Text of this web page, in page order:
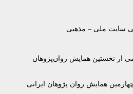
سایت ملی – مذهبی
از نخستين همايش روان‌پژوهان
همایش روان پژوهان ایرانی